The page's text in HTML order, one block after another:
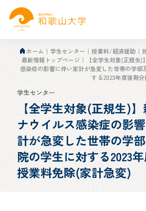
ホーム 学生センター 授業料/経済援助
最新情報トップページ
【全学生対象(正規生
感染症の影響に伴い家計が急変した世帯の学部
する2023年度後期
学生センター
【全学生対象(正規生)
ナウイルス感染症の影
計が急変した世帯の学
院の学生に対する2023
授業料免除(家計急変)